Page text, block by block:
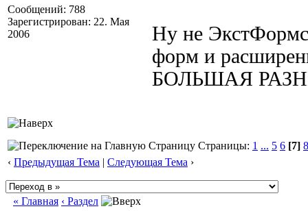
Сообщений: 788
Зарегистрирован: 22. Мая
2006
Ну не
форм и
БОЛЬШАЯ
Страницы: 1 ... 5 6 [7] 8
‹ Предыдущая Тема | Следующая Тема ›
« Главная ‹ Раздел